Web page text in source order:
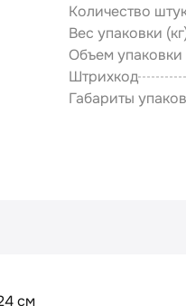
Количество
Вес упаковки
Объем упаковки
Штрихкод
Габариты
см